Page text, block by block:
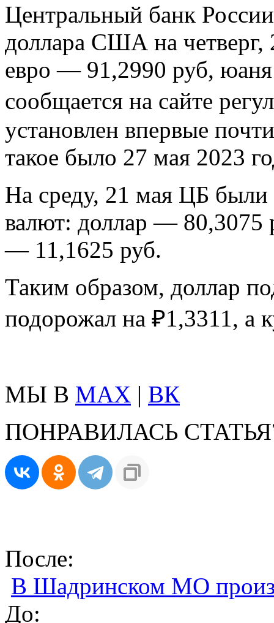
Центральный банк
доллара США на
евро — 91,2990 руб,
сообщается на сайте
установлен впервые
такое было 27 мая 2023
На среду, 21 мая ЦБ
валют: доллар —
— 11,1625 руб.
Таким образом, доллар
подорожал на ₽1,3311, а
МЫ В MAX | ВК
ПОНРАВИЛАСЬ
После:
В Шадринском МО
До: